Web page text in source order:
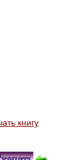
книгу